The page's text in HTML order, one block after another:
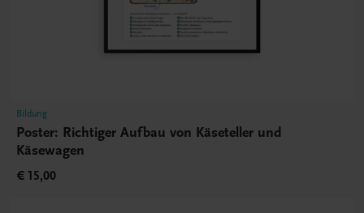
Bildung
Poster: Richtiger Aufbau von Käseteller und
Käsewagen
€ 15,00